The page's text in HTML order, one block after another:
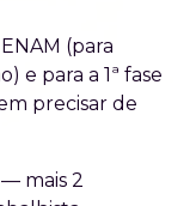
(para
e para a 1ª fase
precisar de
— mais 2